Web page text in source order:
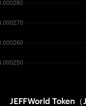
JEFFWorld Token